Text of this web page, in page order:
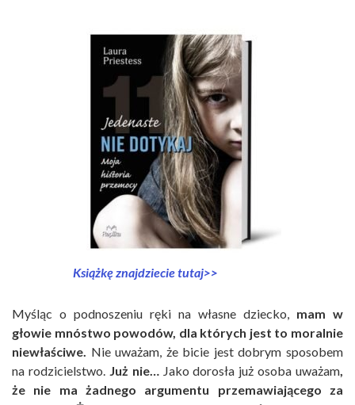
Książkę znajdziecie tutaj>>
Myśląc o podnoszeniu ręki na własne dziecko, mam w
głowie mnóstwo powodów, dla których jest to moralnie
niewłaściwe. Nie uważam, że bicie jest dobrym sposobem
na rodzicielstwo.
Już nie… Jako dorosła już osoba uważam
że nie ma żadnego argumentu przemawiającego za